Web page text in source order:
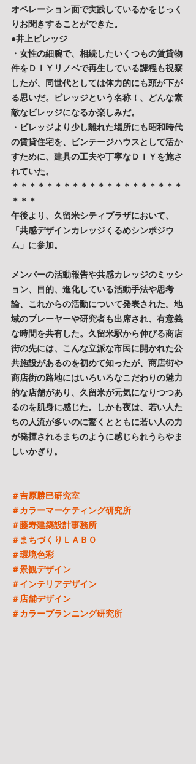
オペレーション面で実践しているかをじっく
りお聞きすることができた。
●井上ビレッジ
・女性の細腕で、相続したいくつもの賃貸物
件をＤＩＹリノベで再生している課程も視察
したが、同世代としては体力的にも頭が下が
る思いだ。ビレッジという名称！、どんな素
敵なビレッジになるか楽しみだ。
・ビレッジより少し離れた場所にも昭和時代
の賃貸住宅を、ビンテージハウスとして活か
すために、建具の工夫や丁寧なＤＩＹを施さ
れていた。
＊＊＊＊＊＊＊＊＊＊＊＊＊＊＊＊＊＊＊＊
＊＊＊
午後より、久留米シティプラザにおいて、
「共感デザインカレッジくるめシンポジウ
ム」に参加。
メンバーの活動報告や共感カレッジのミッシ
ョン、目的、進化している活動手法や思考
論、これからの活動について発表された。地
域のプレーヤーや研究者も出席され、有意義
な時間を共有した。久留米駅から伸びる商店
街の先には、こんな立派な市民に開かれた公
共施設があるのを初めて知ったが、商店街や
商店街の路地にはいろいろなこだわりの魅力
的な店舗があり、久留米が元気になりつつあ
るのを肌身に感じた。しかも夜は、若い人た
ちの人流が多いのに驚くとともに若い人の力
が発揮されるまちのように感じられうらやま
しいかぎり。
＃吉原勝巳研究室
＃カラーマーケティング研究所
＃藤寿建築設計事務所
＃まちづくりＬＡＢＯ
＃環境色彩
＃景観デザイン
＃インテリアデザイン
＃店舗デザイン
＃カラープランニング研究所